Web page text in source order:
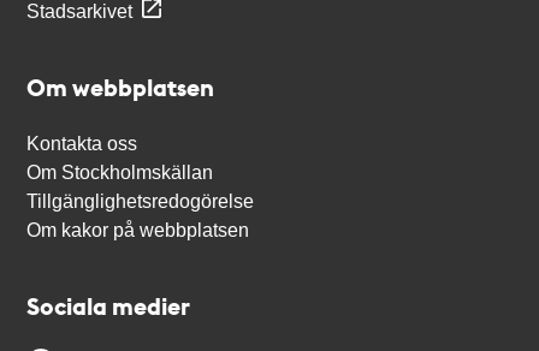
Stadsarkivet
Om webbplatsen
Kontakta oss
Om Stockholmskällan
Tillgänglighetsredogörelse
Om kakor på webbplatsen
Sociala medier